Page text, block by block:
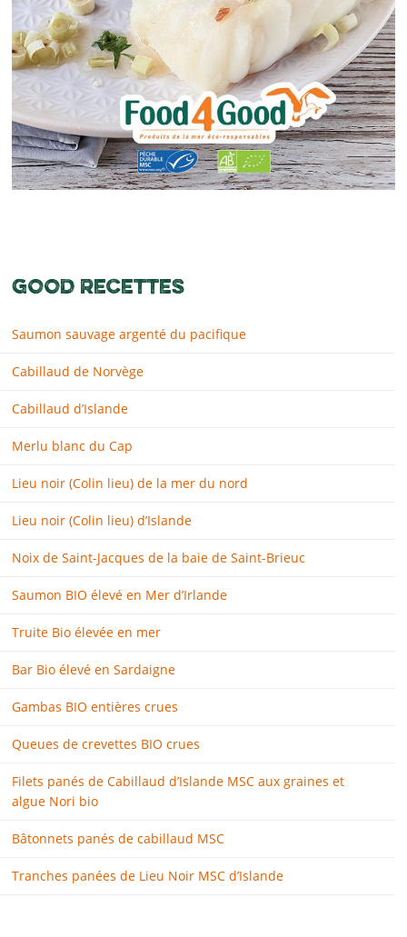
GOOD RECETTES
Saumon sauvage argenté du pacifique
Cabillaud de Norvège
Cabillaud d’Islande
Merlu blanc du Cap
Lieu noir (Colin lieu) de la mer du nord
Lieu noir (Colin lieu) d’Islande
Noix de Saint-Jacques de la baie de Saint-Brieuc
Saumon BIO élevé en Mer d’Irlande
Truite Bio élevée en mer
Bar Bio élevé en Sardaigne
Gambas BIO entières crues
Queues de crevettes BIO crues
Filets panés de Cabillaud d’Islande MSC aux graines et
algue Nori bio
Bâtonnets panés de cabillaud MSC
Tranches panées de Lieu Noir MSC d’Islande